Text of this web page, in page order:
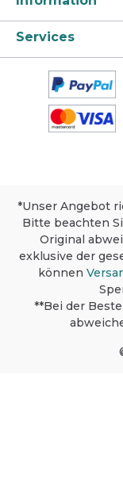
Öl- und
Reinigung Bleichende Reinigung von
vorhanden
Services
*Unser Angebot
Bitte beachten
Original
exklusive der
können
**Bei der